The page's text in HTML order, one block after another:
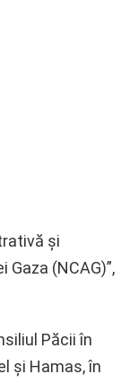
şi
(NCAG)”,
Păcii în
şi Hamas, în